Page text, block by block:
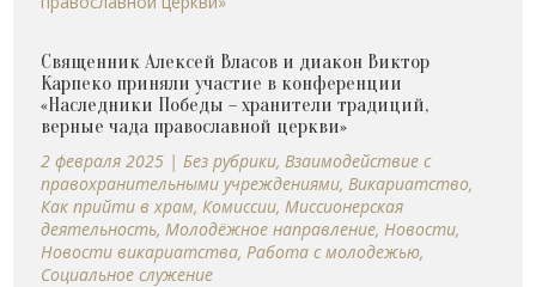
Священник Алексей Власов и диакон Виктор
Карпеко приняли участие в конференции
«Наследники Победы – хранители традиций,
верные чада православной церкви»
2 февраля 2025 |Без рубрики,Взаимодействие с
правохранительными учреждениями,Викариатство,
Как прийти в храм,Комиссии,Миссионерская
деятельность,Молодёжное направление,Новости,
Новости викариатства,Работа с молодежью,
Социальное служение